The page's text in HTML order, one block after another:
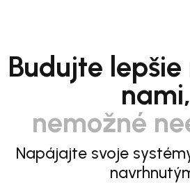
Budujte lepšie
nami,
nemožné
Napájajte svoje